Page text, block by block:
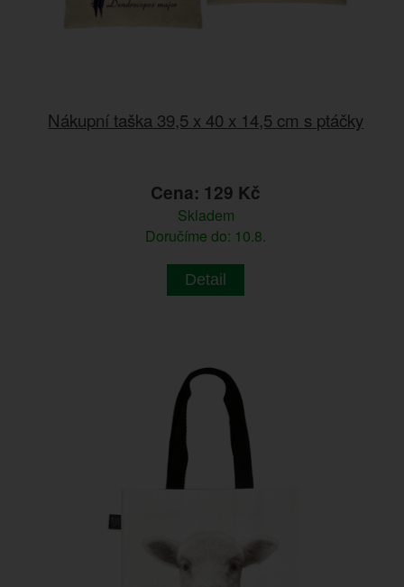
Nákupní taška 39,5 x 40 x 14,5 cm s ptáčky
Cena: 129 Kč
Skladem
Doručíme do: 10.8.
Detail